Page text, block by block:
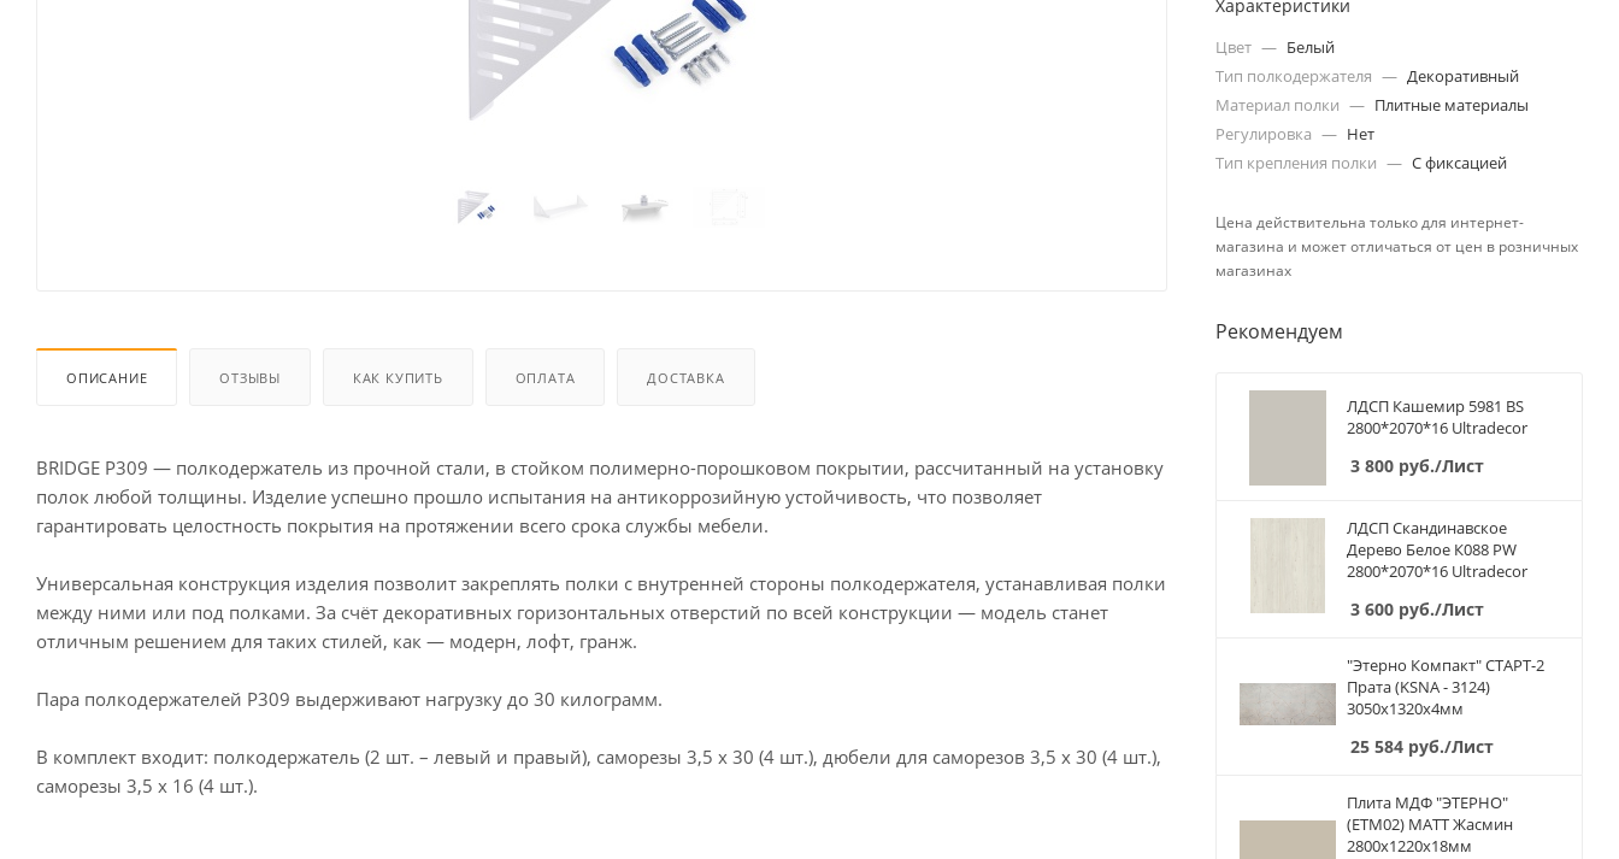
ОПИСАНИЕ ОТЗЫВЫ КАК КУПИТЬ ОПЛАТА ДОСТАВКА
BRIDGE P309 — полкодержатель из прочной стали, в стойком полимерно-порошковом покрытии, рассчитанный на установку
полок любой толщины. Изделие успешно прошло испытания на антикоррозийную устойчивость, что позволяет
гарантировать целостность покрытия на протяжении всего срока службы мебели.
Универсальная конструкция изделия позволит закреплять полки с внутренней стороны полкодержателя, устанавливая полки
между ними или под полками. За счёт декоративных горизонтальных отверстий по всей конструкции — модель станет
отличным решением для таких стилей, как — модерн, лофт, гранж.
Пара полкодержателей P309 выдерживают нагрузку до 30 килограмм.
В комплект входит: полкодержатель (2 шт. – левый и правый), саморезы 3,5 х 30 (4 шт.), дюбели для саморезов 3,5 х 30 (4 шт.),
саморезы 3,5 х 16 (4 шт.).
Характеристики
Цвет — Белый
Тип полкодержателя — Декоративный
Материал полки — Плитные материалы
Регулировка — Нет
Тип крепления полки — С фиксацией
Цена действительна только для интернет-
магазина и может отличаться от цен в розничных
магазинах
Рекомендуем
ЛДСП Кашемир 5981 BS
2800*2070*16 Ultradecor
3 800 руб./Лист
ЛДСП Скандинавское
Дерево Белое К088 PW
2800*2070*16 Ultradecor
3 600 руб./Лист
"Этерно Компакт" СТАРТ-2
Прата (KSNA - 3124)
3050х1320х4мм
25 584 руб./Лист
Плита МДФ "ЭТЕРНО"
(ETM02) МАТТ Жасмин
2800х1220х18мм